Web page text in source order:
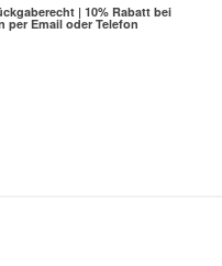
| 10% Rabatt bei
per Email oder Telefon